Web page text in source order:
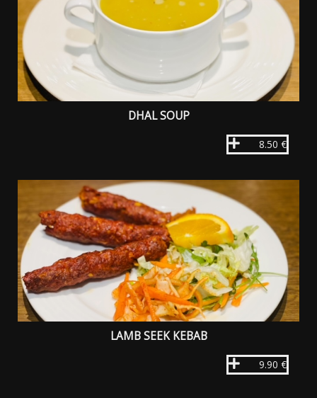
DHAL SOUP
8.50 €
LAMB SEEK KEBAB
9.90 €